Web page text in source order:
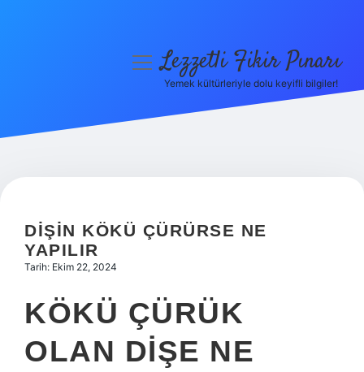
Hakkımızda
menüyüLezzetli Fikir Pınarı
Yemek kültürleriyle dolu keyifli bilgiler!
DIŞIN KÖKÜ ÇÜRÜRSE NE
YAPILIR
Tarih: Ekim 22, 2024
KÖKÜ ÇÜRÜK
OLAN DIŞE NE